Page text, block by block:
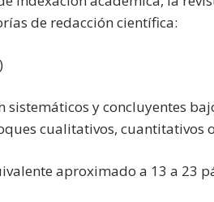
de redacción científica:
y concluyentes
cualitativos, cuantitativos
aproximado a 13 a 23